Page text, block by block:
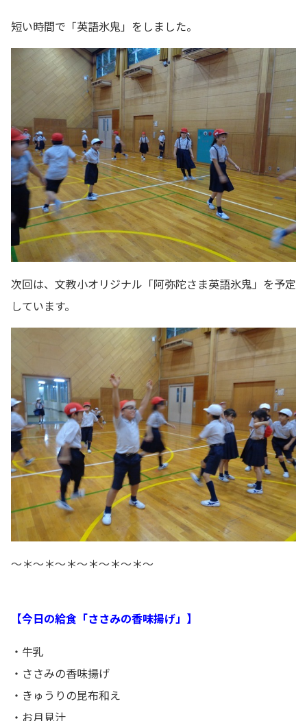
短い時間で「英語氷鬼」をしました。
次回は、文教小オリジナル「阿弥陀さま英語氷鬼」を予定
しています。
～＊～＊～＊～＊～＊～＊～
【今日の給食「ささみの香味揚げ」】
・牛乳
・ささみの香味揚げ
・きゅうりの昆布和え
・お月見汁